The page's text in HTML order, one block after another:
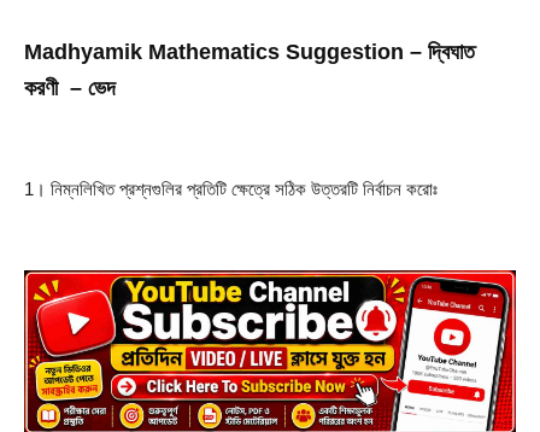
Madhyamik Mathematics Suggestion – দ্বিঘাত
করণী  – ভেদ
1। নিম্নলিখিত প্রশ্নগুলির প্রতিটি ক্ষেত্রে সঠিক উত্তরটি নির্বাচন করোঃ